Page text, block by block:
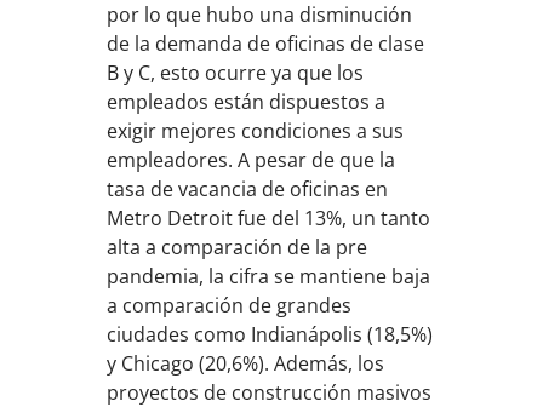
por lo que hubo una disminución
de la demanda de oficinas de clase
B y C, esto ocurre ya que los
empleados están dispuestos a
exigir mejores condiciones a sus
empleadores. A pesar de que la
tasa de vacancia de oficinas en
Metro Detroit fue del 13%, un tanto
alta a comparación de la pre
pandemia, la cifra se mantiene baja
a comparación de grandes
ciudades como Indianápolis (18,5%)
y Chicago (20,6%). Además, los
proyectos de construcción masivos